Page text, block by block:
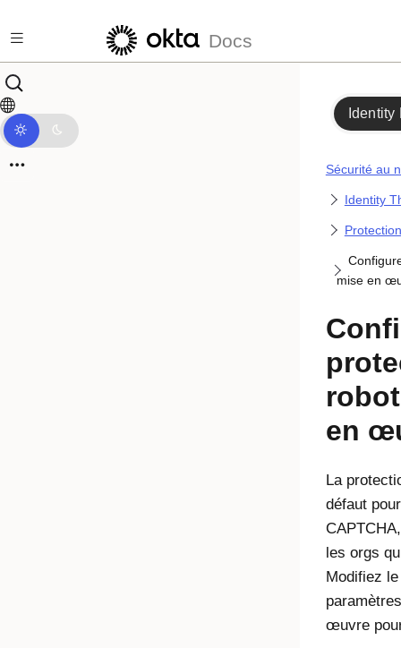
Docs
Identity
Sécurité au
Identity
mise en
en
La
défaut
les orgs
Modifiez
œuvre